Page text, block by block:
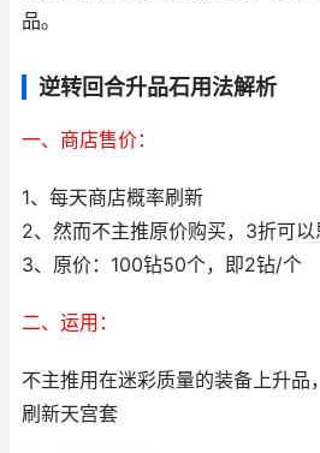
品。
逆转回合升品石用法解析
一、商店售价：
1、每天商店概率刷新
2、然而不主推原价购买，3折可以
3、原价：100钻50个，即2钻/个
二、运用：
不主推用在迷彩质量的装备上升品
刷新天宫套